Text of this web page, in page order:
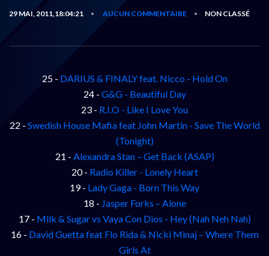
29 MAI, 2011,18:04:21 • AUCUN COMMENTAIRE • NON CLASSÉ
25 - DARIUS & FINALY feat. Nicco - Hold On
24 - G&G - Beautiful Day
23 - R.I.O - Like I Love You
22 - Swedish House Mafia feat John Martin - Save The World
(Tonight)
21 - Alexandra Stan – Get Back (ASAP)
20 - Radio Killer - Lonely Heart
19 - Lady Gaga - Born This Way
18 - Jasper Forks – Alone
17 - Milk & Sugar vs Vaya Con Dios - Hey (Nah Neh Nah)
16 - David Guetta feat Flo Rida & Nicki Minaj – Where Them
Girls At